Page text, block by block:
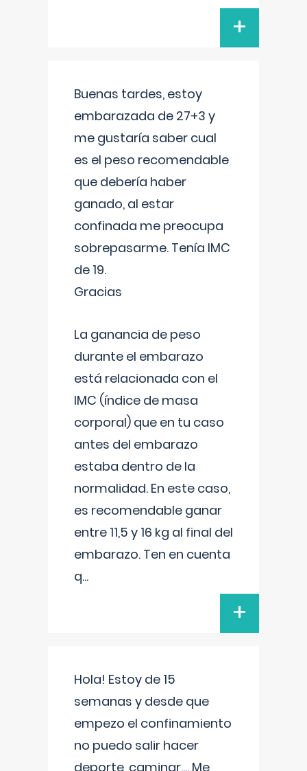
+
Buenas tardes, estoy
embarazada de 27+3 y
me gustaría saber cual
es el peso recomendable
que debería haber
ganado, al estar
confinada me preocupa
sobrepasarme. Tenía IMC
de 19.
Gracias
La ganancia de peso
durante el embarazo
está relacionada con el
IMC (índice de masa
corporal) que en tu caso
antes del embarazo
estaba dentro de la
normalidad. En este caso,
es recomendable ganar
entre 11,5 y 16 kg al final del
embarazo. Ten en cuenta
q...
+
Hola! Estoy de 15
semanas y desde que
empezo el confinamiento
no puedo salir hacer
deporte, caminar.... Me